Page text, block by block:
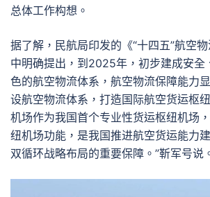
总体工作构想。
据了解，民航局印发的《“十四五”航空物
中明确提出，到2025年，初步建成安全
色的航空物流体系，航空物流保障能力
设航空物流体系，打造国际航空货运枢
机场作为我国首个专业性货运枢纽机场
纽机场功能，是我国推进航空货运能力
双循环战略布局的重要保障。”靳军号说